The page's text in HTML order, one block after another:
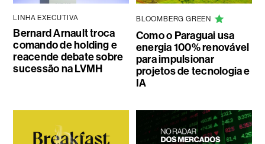
LINHA EXECUTIVA
Bernard Arnault troca
comando de holding e
reacende debate sobre
sucessão na LVMH
BLOOMBERG GREEN
Como o Paraguai usa
energia 100% renovável
para impulsionar
projetos de tecnologia e
IA